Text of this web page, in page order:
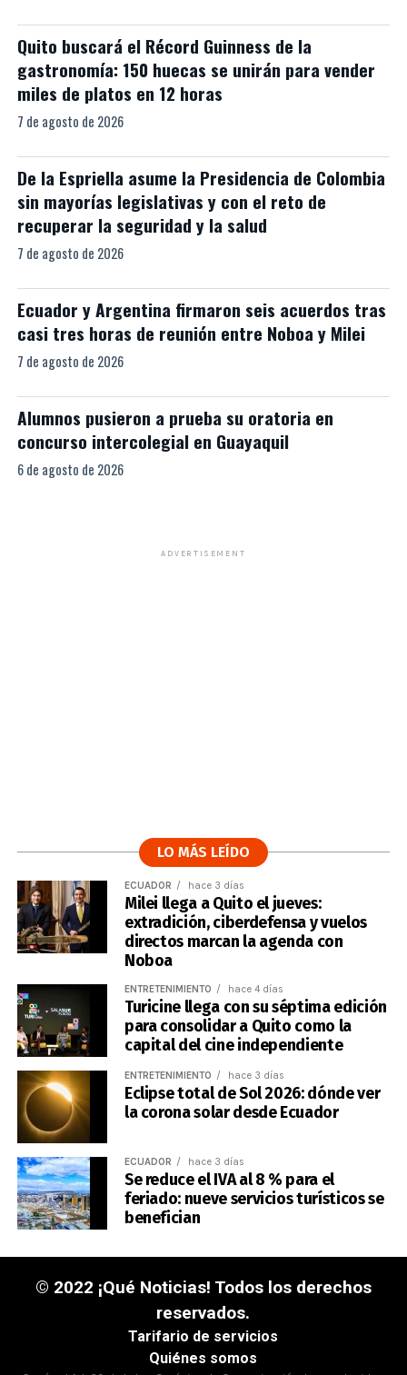
Quito buscará el Récord Guinness de la
gastronomía: 150 huecas se unirán para vender
miles de platos en 12 horas
7 de agosto de 2026
De la Espriella asume la Presidencia de Colombia
sin mayorías legislativas y con el reto de
recuperar la seguridad y la salud
7 de agosto de 2026
Ecuador y Argentina firmaron seis acuerdos tras
casi tres horas de reunión entre Noboa y Milei
7 de agosto de 2026
Alumnos pusieron a prueba su oratoria en
concurso intercolegial en Guayaquil
6 de agosto de 2026
ADVERTISEMENT
LO MÁS LEÍDO
ECUADOR hace 3 días
Milei llega a Quito el jueves:
extradición, ciberdefensa y vuelos
directos marcan la agenda con
Noboa
ENTRETENIMIENTO hace 4 días
Turicine llega con su séptima edición
para consolidar a Quito como la
capital del cine independiente
ENTRETENIMIENTO hace 3 días
Eclipse total de Sol 2026: dónde ver
la corona solar desde Ecuador
ECUADOR hace 3 días
Se reduce el IVA al 8 % para el
feriado: nueve servicios turísticos se
benefician
© 2022 ¡Qué Noticias! Todos los derechos
reservados.
Tarifario de servicios
Quiénes somos